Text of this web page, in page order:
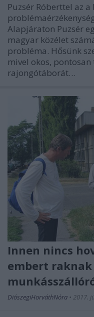
Puzsér Róberttel az
Alapjáraton Puzsér
magyar közélet
probléma. Hősünk
mivel okos,
rajongótáborát…
Innen nincs
embert
DiószegiHorváthNóra • 2017.